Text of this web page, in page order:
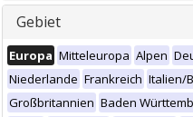
Gebiet
Europa Mitteleuropa Alpen
Niederlande Frankreich Italien/
Großbritannien Baden